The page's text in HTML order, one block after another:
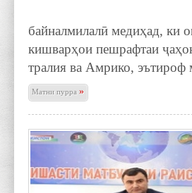
байналмилалӣ медиҳад, ки
кишварҳои пешрафтаи
тралия ва Амрико, эътироф
Матни пурра»